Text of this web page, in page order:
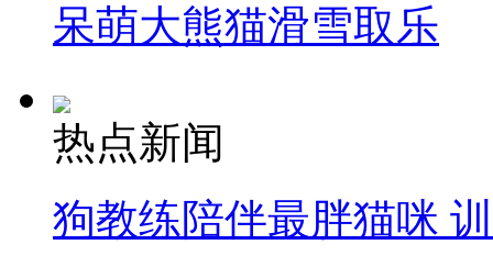
呆萌大熊猫滑雪取乐
热点新闻
狗教练陪伴最胖猫咪